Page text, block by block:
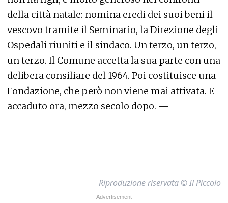
della città natale: nomina eredi dei suoi beni il
vescovo tramite il Seminario, la Direzione degli
Ospedali riuniti e il sindaco. Un terzo, un terzo,
un terzo. Il Comune accetta la sua parte con una
delibera consiliare del 1964. Poi costituisce una
Fondazione, che però non viene mai attivata. E
accaduto ora, mezzo secolo dopo. —
Riproduzione riservata © Il Piccolo